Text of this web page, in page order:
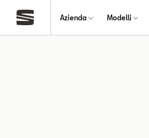
Azienda Modelli